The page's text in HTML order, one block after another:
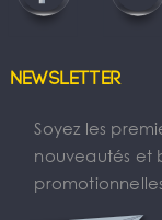
Newsletter
Soyez les
nouveautés et